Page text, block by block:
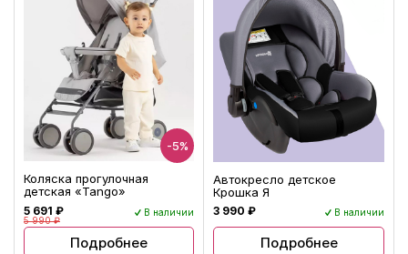
-5%
Коляска прогулочная
детская «Tango»
5 691 ₽
5 990 ₽
В наличии
Подробнее
Автокресло детское
Крошка Я
3 990 ₽ В наличии
Подробнее